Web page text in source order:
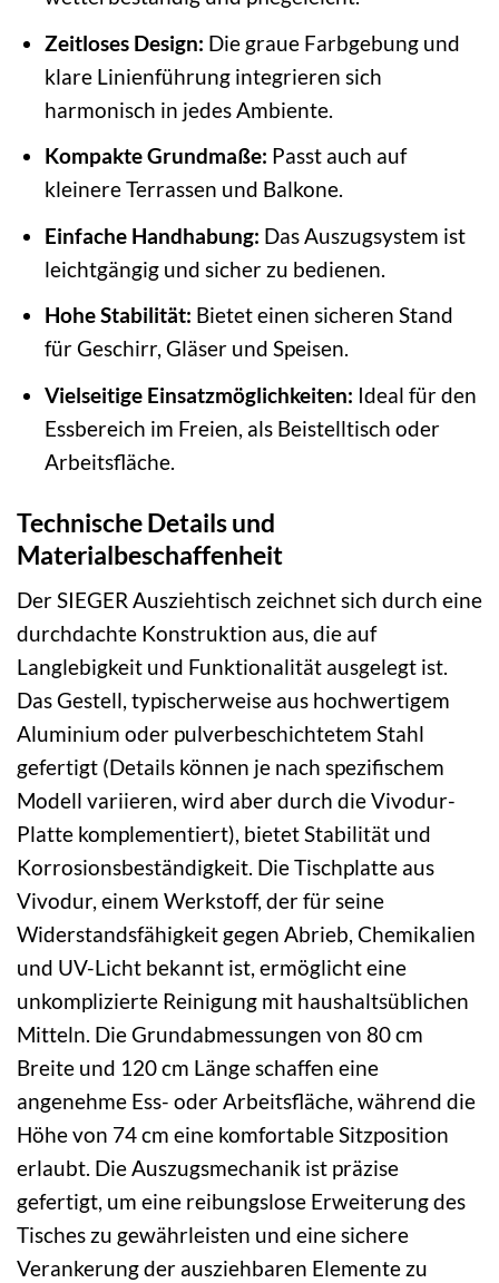
Zeitloses Design: Die graue Farbgebung und
klare Linienführung integrieren sich
harmonisch in jedes Ambiente.
Kompakte Grundmaße: Passt auch auf
kleinere Terrassen und Balkone.
Einfache Handhabung: Das Auszugsystem ist
leichtgängig und sicher zu bedienen.
Hohe Stabilität: Bietet einen sicheren Stand
für Geschirr, Gläser und Speisen.
Vielseitige Einsatzmöglichkeiten: Ideal für den
Essbereich im Freien, als Beistelltisch oder
Arbeitsfläche.
Technische Details und
Materialbeschaffenheit
Der SIEGER Ausziehtisch zeichnet sich durch eine
durchdachte Konstruktion aus, die auf
Langlebigkeit und Funktionalität ausgelegt ist.
Das Gestell, typischerweise aus hochwertigem
Aluminium oder pulverbeschichtetem Stahl
gefertigt (Details können je nach spezifischem
Modell variieren, wird aber durch die Vivodur-
Platte komplementiert), bietet Stabilität und
Korrosionsbeständigkeit. Die Tischplatte aus
Vivodur, einem Werkstoff, der für seine
Widerstandsfähigkeit gegen Abrieb, Chemikalien
und UV-Licht bekannt ist, ermöglicht eine
unkomplizierte Reinigung mit haushaltsüblichen
Mitteln. Die Grundabmessungen von 80 cm
Breite und 120 cm Länge schaffen eine
angenehme Ess- oder Arbeitsfläche, während die
Höhe von 74 cm eine komfortable Sitzposition
erlaubt. Die Auszugsmechanik ist präzise
gefertigt, um eine reibungslose Erweiterung des
Tisches zu gewährleisten und eine sichere
Verankerung der ausziehbaren Elemente zu